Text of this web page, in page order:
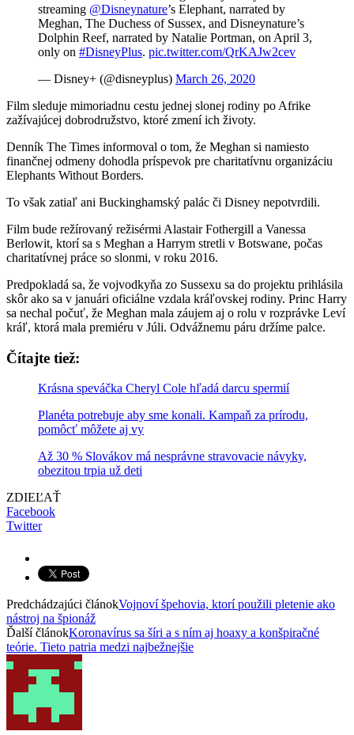
streaming @Disneynature’s Elephant, narrated by
Meghan, The Duchess of Sussex, and Disneynature’s
Dolphin Reef, narrated by Natalie Portman, on April 3,
only on #DisneyPlus. pic.twitter.com/QrKAJw2cev
— Disney+ (@disneyplus) March 26, 2020
Film sleduje mimoriadnu cestu jednej slonej rodiny po Afrike
zažívajúcej dobrodružstvo, ktoré zmení ich životy.
Denník The Times informoval o tom, že Meghan si namiesto
finančnej odmeny dohodla príspevok pre charitatívnu organizáciu
Elephants Without Borders.
To však zatiaľ ani Buckinghamský palác či Disney nepotvrdili.
Film bude režírovaný režisérmi Alastair Fothergill a Vanessa
Berlowit, ktorí sa s Meghan a Harrym stretli v Botswane, počas
charitatívnej práce so slonmi, v roku 2016.
Predpokladá sa, že vojvodkyňa zo Sussexu sa do projektu prihlásila
skôr ako sa v januári oficiálne vzdala kráľovskej rodiny. Princ Harry
sa nechal počuť, že Meghan mala záujem aj o rolu v rozprávke Leví
kráľ, ktorá mala premiéru v Júli. Odvážnemu páru držíme palce.
Čítajte tiež:
Krásna speváčka Cheryl Cole hľadá darcu spermií
Planéta potrebuje aby sme konali. Kampaň za prírodu,
pomôcť môžete aj vy
Až 30 % Slovákov má nesprávne stravovacie návyky,
obezitou trpia už deti
ZDIEĽAŤ
Facebook
Twitter
Predchádzajúci článokVojnoví špehovia, ktorí použili pletenie ako
nástroj na špionáž
Ďalší článokKoronavírus sa šíri a s ním aj hoaxy a konšpiračné
teórie. Tieto patria medzi najbežnejšie